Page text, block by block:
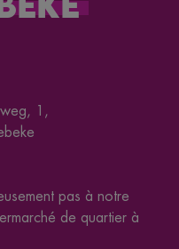
1 ,
pas à notre
de quartier à